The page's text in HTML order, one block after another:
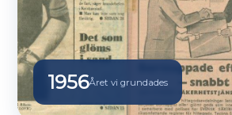
1956Året vi grundades